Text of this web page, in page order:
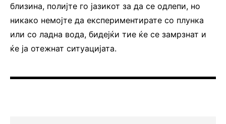
близина, полијте го јазикот за да се одлепи, но
никако немојте да експериментирате со плунка
или со ладна вода, бидејќи тие ќе се замрзнат и
ќе ја отежнат ситуацијата.